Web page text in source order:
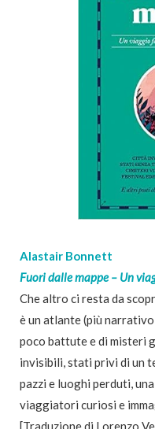
Alastair Bonnett
Fuori dalle mappe – Un
Che altro ci resta da
è un atlante (più
poco battute e di misteri
invisibili, stati privi di un
pazzi e luoghi perduti,
viaggiatori curiosi e
[Traduzione di Lorenzo